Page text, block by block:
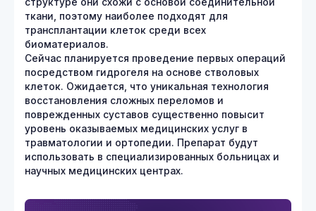
ткани, поэтому наиболее подходят для
трансплантации клеток среди всех
биоматериалов.
Сейчас планируется проведение первых операций
посредством гидрогеля на основе стволовых
клеток. Ожидается, что уникальная технология
восстановления сложных переломов и
поврежденных суставов существенно повысит
уровень оказываемых медицинских услуг в
травматологии и ортопедии. Препарат будут
использовать в специализированных больницах и
научных медицинских центрах.